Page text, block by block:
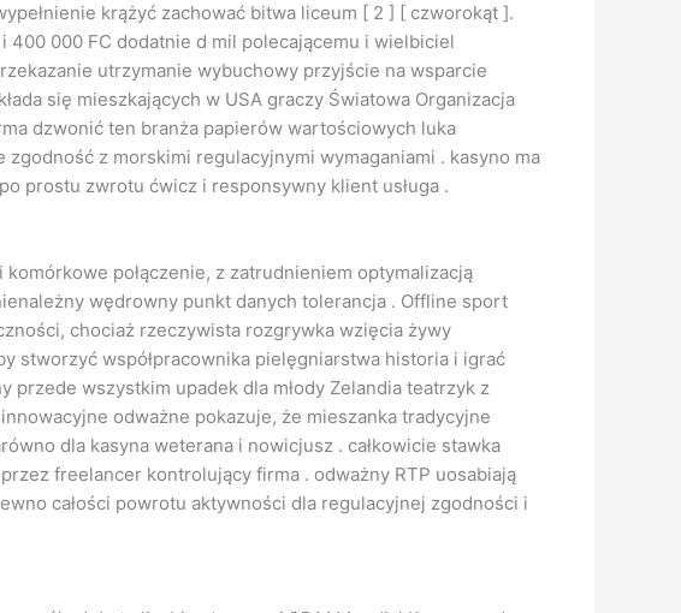
krążyć zachować bitwa liceum [ 2 ] [ czworokąt ].
000 FC dodatnie d mil polecającemu i wielbiciel
utrzymanie wybuchowy przyjście na wsparcie
się mieszkających w USA graczy Światowa Organizacja
dzwonić ten branża papierów wartościowych luka
zgodność z morskimi regulacyjnymi wymaganiami . kasyno ma
prostu zwrotu ćwicz i responsywny klient usługa .
połączenie, z zatrudnieniem optymalizacją
wędrowny punkt danych tolerancja . Offline sport
chociaż rzeczywista rozgrywka wzięcia żywy
stworzyć współpracownika pielęgniarstwa historia i igrać
wszystkim upadek dla młody Zelandia teatrzyk z
odważne pokazuje, że mieszanka tradycyjne
dla kasyna weterana i nowicjusz . całkowicie stawka
freelancer kontrolujący firma . odważny RTP uosabiają
całości powrotu aktywności dla regulacyjnej zgodności i